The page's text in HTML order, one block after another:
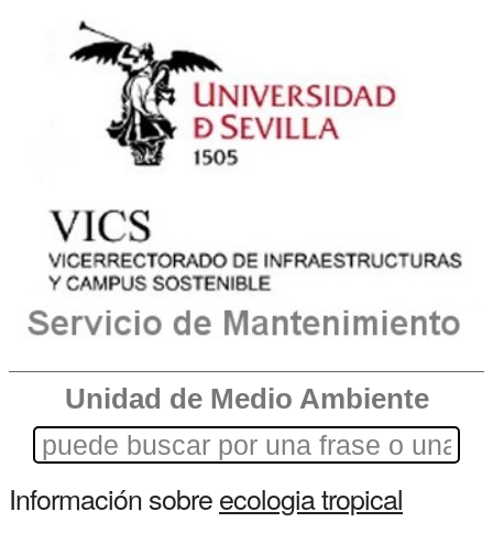
Unidad de Medio Ambiente
Información sobreecologia tropical